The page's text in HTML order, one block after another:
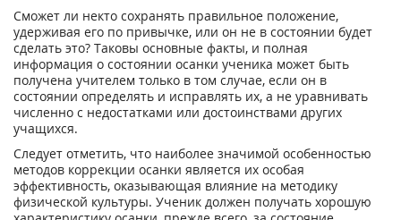
Сможет ли некто сохранять правильное положение,
удерживая его по привычке, или он не в состоянии будет
сделать это? Таковы основные факты, и полная
информация о состоянии осанки ученика может быть
получена учителем только в том случае, если он в
состоянии определять и исправлять их, а не уравнивать
численно с недостатками или достоинствами других
учащихся.
Следует отметить, что наиболее значимой особенностью
методов коррекции осанки является их особая
эффективность, оказывающая влияние на методику
физической культуры. Ученик должен получать хорошую